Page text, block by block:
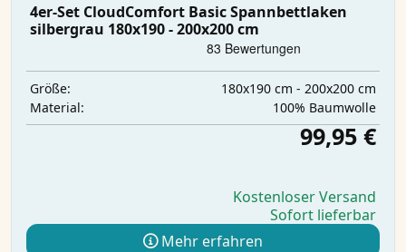
4er-Set CloudComfort Basic Spannbettlaken
silbergrau 180x190 - 200x200 cm
Größe:
180x190 cm - 200x200 cm
Material:
100% Baumwolle
99,95 €
Kostenloser Versand
Sofort lieferbar
Mehr erfahren